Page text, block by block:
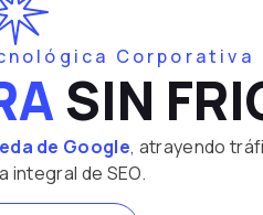
Corporativa
SIN
de Google, atrayendo
integral de SEO.